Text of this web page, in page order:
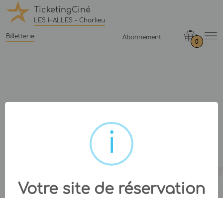
TicketingCiné
LES HALLES - Charlieu
Billetterie Abonnement
0
Votre site de réservation